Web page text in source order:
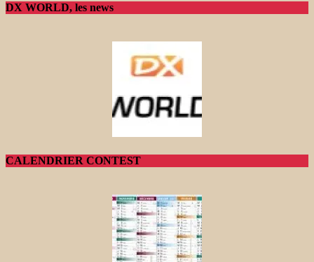
DX WORLD, les news
CALENDRIER CONTEST